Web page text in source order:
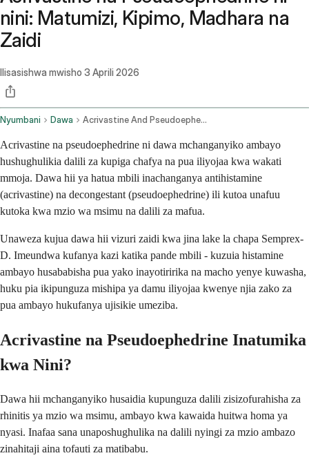
nini: Matumizi, Kipimo, Madhara na
Zaidi
Ilisasishwa mwisho 3 Aprili 2026
Nyumbani Dawa Acrivastine And Pseudoephedrine Oral Route
Acrivastine na pseudoephedrine ni dawa mchanganyiko ambayo
hushughulikia dalili za kupiga chafya na pua iliyojaa kwa wakati
mmoja. Dawa hii ya hatua mbili inachanganya antihistamine
(acrivastine) na decongestant (pseudoephedrine) ili kutoa unafuu
kutoka kwa mzio wa msimu na dalili za mafua.
Unaweza kujua dawa hii vizuri zaidi kwa jina lake la chapa Semprex-
D. Imeundwa kufanya kazi katika pande mbili - kuzuia histamine
ambayo husababisha pua yako inayotiririka na macho yenye kuwasha,
huku pia ikipunguza mishipa ya damu iliyojaa kwenye njia zako za
pua ambayo hukufanya ujisikie umeziba.
Acrivastine na Pseudoephedrine Inatumika
kwa Nini?
Dawa hii mchanganyiko husaidia kupunguza dalili zisizofurahisha za
rhinitis ya mzio wa msimu, ambayo kwa kawaida huitwa homa ya
nyasi. Inafaa sana unaposhughulika na dalili nyingi za mzio ambazo
zinahitaji aina tofauti za matibabu.